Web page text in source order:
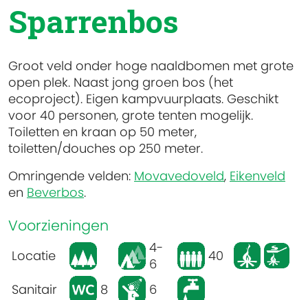
Sparrenbos
Groot veld onder hoge naaldbomen met grote
open plek. Naast jong groen bos (het
ecoproject). Eigen kampvuurplaats. Geschikt
voor 40 personen, grote tenten mogelijk.
Toiletten en kraan op 50 meter,
toiletten/douches op 250 meter.
Omringende velden: Movavedoveld, Eikenveld
en Beverbos.
Voorzieningen
Locatie
4-
6
40
Sanitair
8 6